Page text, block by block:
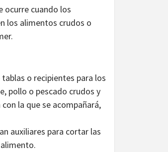
ocurre cuando los
los alimentos crudos o
o recipientes para los
pollo o pescado crudos y
la que se acompañará,
auxiliares para cortar las